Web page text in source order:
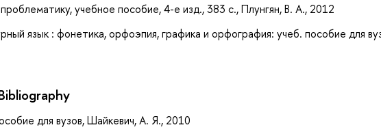
учебное пособие, 4-е изд., 383 с., Плунгян, В. А., 2012
язык : фонетика, орфоэпия, графика и орфография: учеб. пособие для
для вузов, Шайкевич, А. Я., 2010